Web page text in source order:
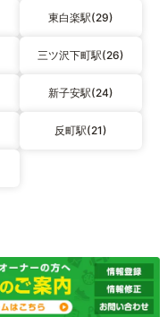
東白楽駅(29)
三ツ沢下町駅(26)
新子安駅(24)
反町駅(21)